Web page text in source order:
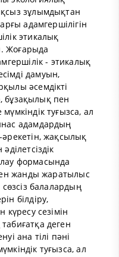
зұлымдықтан
адамгершілігін
этикалық
Жоғарыда
- этикалық
дамуын,
әсемдікті
бұзақылық пен
туғызса, ал
адамдардың
жақсылық
формасында
жанды жаратылыс
сөзсіз балалардың
білдіру,
күресу сезімін
деген
ана тілі пәні
туғызса, ал